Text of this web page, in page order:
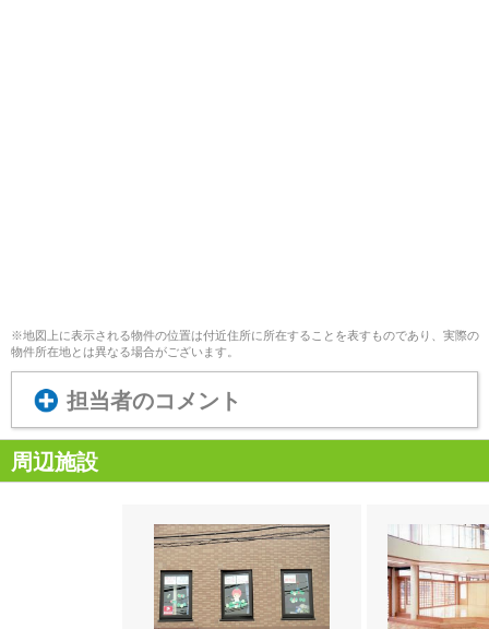
※地図上に表示される物件の位置は付近住所に所在することを表すものであり、実際の
物件所在地とは異なる場合がございます。
担当者のコメント
周辺施設